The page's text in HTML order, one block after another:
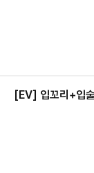
[EV] 입꼬리+입